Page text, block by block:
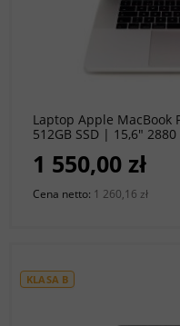
Laptop Apple MacBook
512GB SSD | 15,6"
1 550,00 zł
Cena netto: 1 260,16 zł
KLASA B